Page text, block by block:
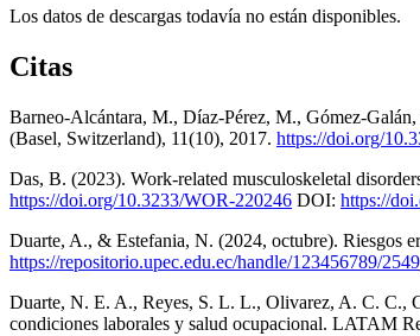
Los datos de descargas todavía no están disponibles.
Citas
Barneo-Alcántara, M., Díaz-Pérez, M., Gómez-
(Basel, Switzerland), 11(10), 2017. https://doi.org/
Das, B. (2023). Work-related musculoskeletal
https://doi.org/10.3233/WOR-220246 DOI: https://
Duarte, A., & Estefania, N. (2024, octubre). Riesgos
https://repositorio.upec.edu.ec/handle/123456789/2549
Duarte, N. E. A., Reyes, S. L. L., Olivarez, A. C. C.,
condiciones laborales y salud ocupacional. LATAM